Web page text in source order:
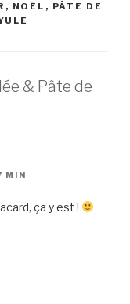
, NOËL , PÂTE DE
& Pâte de
MIN
ça y est !